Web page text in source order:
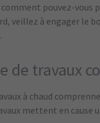
pouvez-vous
veillez à engager le
de travaux
à chaud
mettent en cause